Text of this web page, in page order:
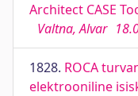
Architect CASE
Valtna, Alvar
1828. ROCA
elektrooniline